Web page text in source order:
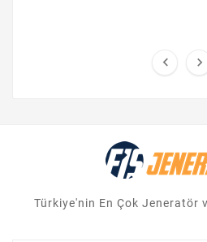
 
Türkiye'nin En Çok Jeneratör